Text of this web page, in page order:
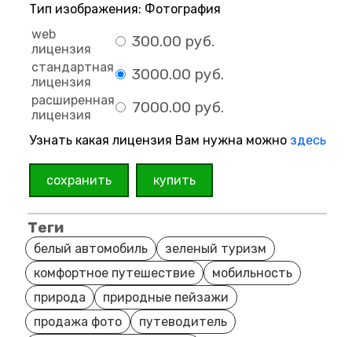
Тип изображения: Фотография
web
лицензия
300.00 руб.
стандартная
лицензия
3000.00 руб.
расширенная
лицензия
7000.00 руб.
Узнать какая лицензия Вам нужна можно здесь
сохранить купить
Теги
белый автомобиль
зеленый туризм
комфортное путешествие
мобильность
природа
природные пейзажи
продажа фото
путеводитель